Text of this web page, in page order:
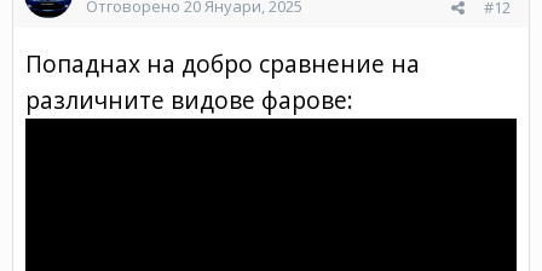
#12
Отговорено 20 Януари, 2025
Попаднах на добро сравнение на
различните видове фарове: